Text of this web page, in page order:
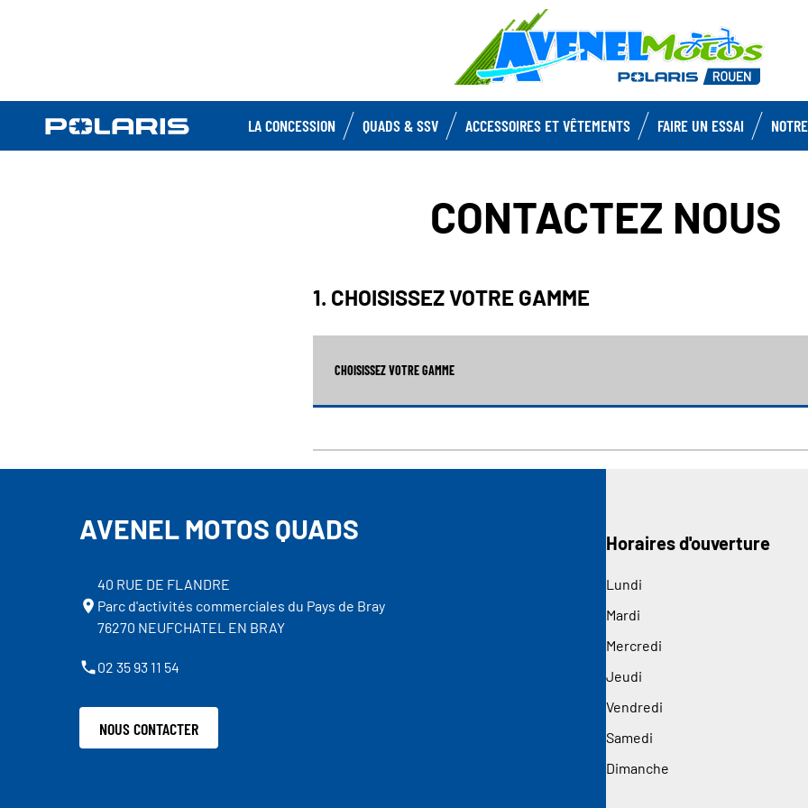
LA CONCESSION QUADS & SSV ACCESSOIRES ET VÊTEMENTS FAIRE UN ESSAI
CONTACTEZ NOUS
1. CHOISISSEZ VOTRE GAMME
CHOISISSEZ VOTRE GAMME
AVENEL MOTOS QUADS
40 RUE DE FLANDRE
Parc d'activités commerciales du Pays de Bray
76270 NEUFCHATEL EN BRAY
02 35 93 11 54
NOUS CONTACTER
Horaires d'ouverture
Lundi
Mardi
Mercredi
Jeudi
Vendredi
Samedi
Dimanche